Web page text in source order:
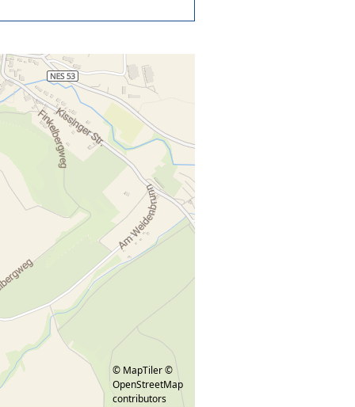
© MapTiler ©
OpenStreetMap
contributors